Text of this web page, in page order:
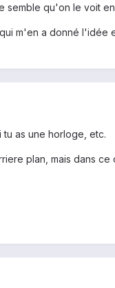
semble qu'on le voit
m'en a donné
as une horloge, etc.
plan, mais dans